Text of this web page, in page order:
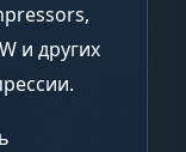
и других